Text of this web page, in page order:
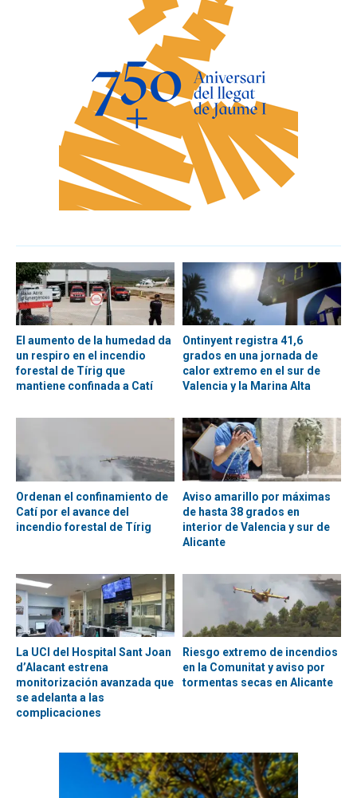
El aumento de la humedad da
un respiro en el incendio
forestal de Tírig que
mantiene confinada a Catí
Ontinyent registra 41,6
grados en una jornada de
calor extremo en el sur de
Valencia y la Marina Alta
Ordenan el confinamiento de
Catí por el avance del
incendio forestal de Tírig
Aviso amarillo por máximas
de hasta 38 grados en
interior de Valencia y sur de
Alicante
La UCI del Hospital Sant Joan
d’Alacant estrena
monitorización avanzada que
se adelanta a las
complicaciones
Riesgo extremo de incendios
en la Comunitat y aviso por
tormentas secas en Alicante